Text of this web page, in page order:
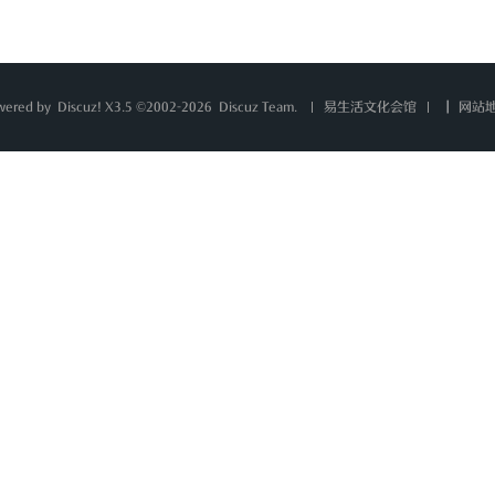
by Discuz! X3.5 ©2002-2026 Discuz Team. 易生活文化会馆 网站